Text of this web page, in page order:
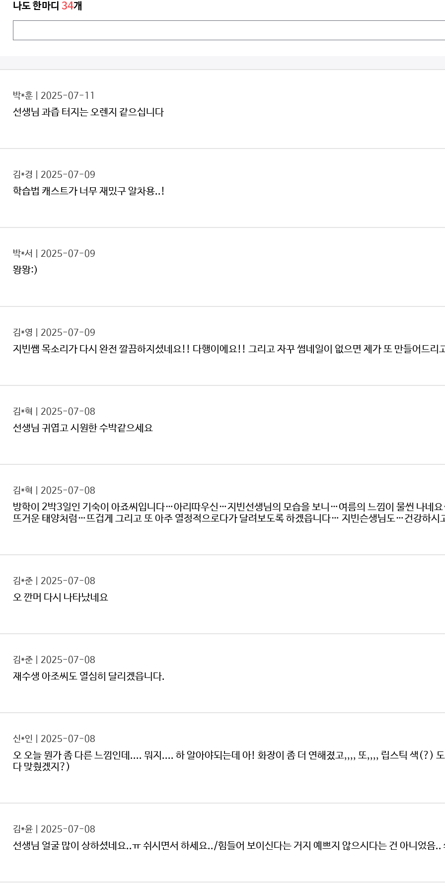
나도 한마디 34개
박*훈 | 2025-07-11
선생님 과즙 터지는 오렌지 같으십니다
김*경 | 2025-07-09
학습법 캐스트가 너무 재밌구 알차용..!
박*서 | 2025-07-09
뫙뫙:)
김*영 | 2025-07-09
지빈쌤 목소리가 다시 완전 깔끔하지셨네요!! 다행이에요!! 그리고 자꾸 썸네일이 없으면 제가 또 만들어드리
김*혁 | 2025-07-08
선생님 귀엽고 시원한 수박같으세요
김*혁 | 2025-07-08
방학이 2박3일인 기숙이 아죠씨입니다…아리따우신…지빈선생님의 모습을 보니…여름의 느낌이 물씬 나네
뜨거운 태양처럼…뜨겁게 그리고 또 아주 열정적으로다가 달려보도록 하겠읍니다… 지빈슨생님도…건강하
김*준 | 2025-07-08
오 깐머 다시 나타났네요
김*준 | 2025-07-08
재수생 아조씨도 열심히 달리겠읍니다.
신*인 | 2025-07-08
오 오늘 뭔가 좀 다른 느낌인데.... 뭐지.... 하 알아야되는데 아! 화장이 좀 더 연해졌고,,,, 또,,,, 립스틱 색(?)
다 맞췄겠지?)
김*윤 | 2025-07-08
선생님 얼굴 많이 상하셨네요..ㅠ 쉬시면서 하세요../힘들어 보이신다는 거지 예쁘지 않으시다는 건 아니었음..